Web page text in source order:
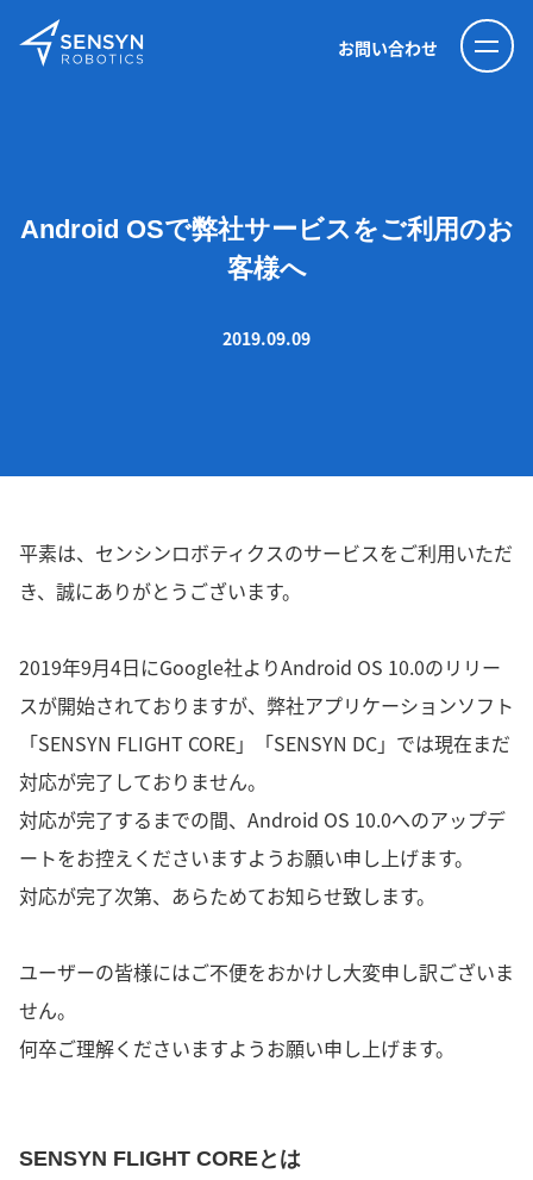
お問い合わせ
Android OSで弊社サービスをご利用のお
客様へ
2019.09.09
平素は、センシンロボティクスのサービスをご利用いただ
き、誠にありがとうございます。
2019年9月4日にGoogle社よりAndroid OS 10.0のリリー
スが開始されておりますが、弊社アプリケーションソフト
「SENSYN FLIGHT CORE」「SENSYN DC」では現在まだ
対応が完了しておりません。
対応が完了するまでの間、Android OS 10.0へのアップデ
ートをお控えくださいますようお願い申し上げます。
対応が完了次第、あらためてお知らせ致します。
ユーザーの皆様にはご不便をおかけし大変申し訳ございま
せん。
何卒ご理解くださいますようお願い申し上げます。
SENSYN FLIGHT COREとは